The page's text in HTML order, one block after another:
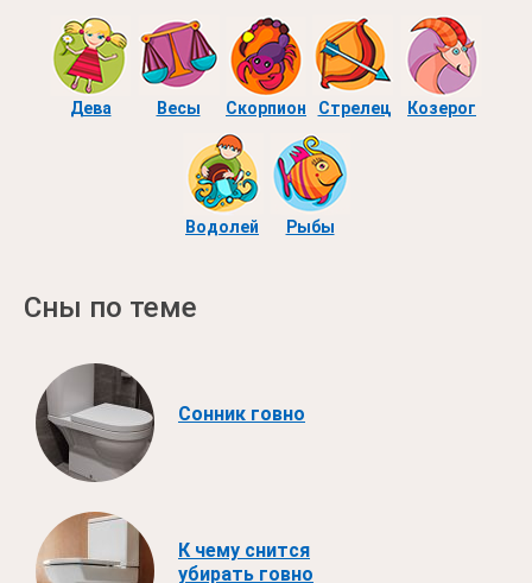
Дева Весы Скорпион Стрелец Козерог
Водолей Рыбы
Сны по теме
Сонник говно
К чему снится
убирать говно